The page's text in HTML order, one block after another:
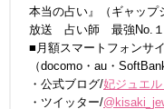
本当の占い』（ギャップ
放送 占い師 最強No.１
■月額スマートフォンサ
（docomo・au・
・公式ブログ/妃ジュエ
・ツイッター/